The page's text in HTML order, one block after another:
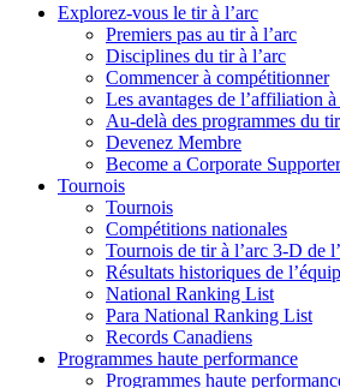
Explorez-vous le tir à l’arc
Premiers pas au tir à l’arc
Disciplines du tir à l’arc
Commencer à compétitionner
Les avantages de l’affiliation
Au-delà des programmes du
Devenez Membre
Become a Corporate Supporter
Tournois
Tournois
Compétitions nationales
Tournois de tir à l’arc 3-D de
Résultats historiques de
National Ranking List
Para National Ranking List
Records Canadiens
Programmes haute performance
Programmes haute